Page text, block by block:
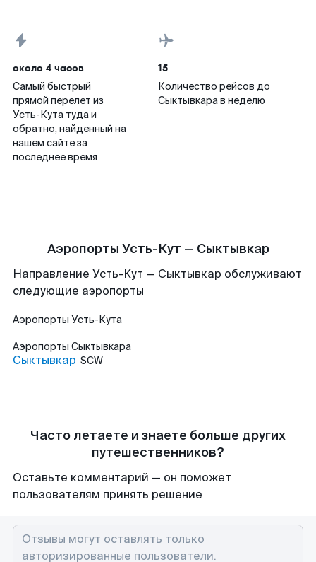
около 4 часов
Самый быстрый
прямой перелет из
Усть-Кута туда и
обратно, найденный на
нашем сайте за
последнее время
15
Количество рейсов до
Сыктывкара в неделю
Аэропорты Усть-Кут — Сыктывкар
Направление Усть-Кут — Сыктывкар обслуживают
следующие аэропорты
Аэропорты Усть-Кута
Аэропорты Сыктывкара
Сыктывкар SCW
Часто летаете и знаете больше других
путешественников?
Оставьте комментарий — он поможет
пользователям принять решение